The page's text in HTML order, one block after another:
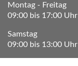
Montag - Freitag
09:00 bis 17:00 Uhr
Samstag
09:00 bis 13:00 Uhr